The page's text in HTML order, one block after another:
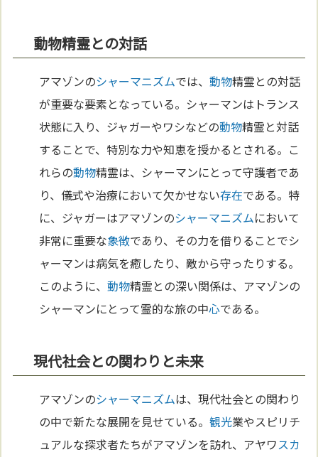
動物精霊との対話
アマゾンのシャーマニズムでは、動物精霊との対話
が重要な要素となっている。シャーマンはトランス
状態に入り、ジャガーやワシなどの動物精霊と対話
することで、特別な力や知恵を授かるとされる。こ
れらの動物精霊は、シャーマンにとって守護者であ
り、儀式や治療において欠かせない存在である。特
に、ジャガーはアマゾンのシャーマニズムにおいて
非常に重要な象徴であり、その力を借りることでシ
ャーマンは病気を癒したり、敵から守ったりする。
このように、動物精霊との深い関係は、アマゾンの
シャーマンにとって霊的な旅の中心である。
現代社会との関わりと未来
アマゾンのシャーマニズムは、現代社会との関わり
の中で新たな展開を見せている。観光業やスピリチ
ュアルな探求者たちがアマゾンを訪れ、アヤワスカ